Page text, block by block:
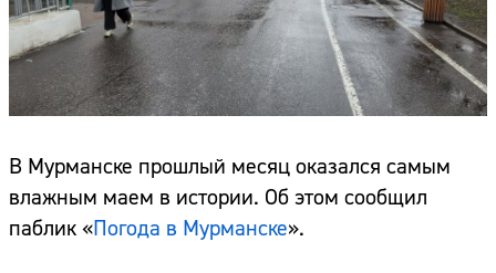
В Мурманске прошлый месяц оказался самым
влажным маем в истории. Об этом сообщил
паблик «Погода в Мурманске».